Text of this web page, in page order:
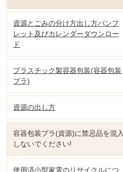
資源とごみの分け方出し方パンフ
レット及びカレンダーダウンロー
ド
プラスチック製容器包装(容器包装
プラ)
資源の出し方
容器包装プラ(資源)に禁忌品を混入
しないでください!
使用済小型家電のリサイクルにつ